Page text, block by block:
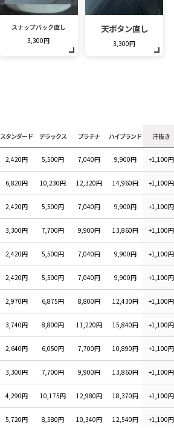
スナップバック直し
3,300円
天ボタン直し
3,300円
スタンダード デラックス プラチナ ハイブランド 汗抜き
2,420円 5,500円 7,040円 9,900円 +1,100円
6,820円 10,230円 12,320円 14,960円 +1,100円
2,420円 5,500円 7,040円 9,900円 +1,100円
3,300円 7,700円 9,900円 13,860円 +1,100円
2,420円 5,500円 7,040円 9,900円 +1,100円
2,420円 5,500円 7,040円 9,900円 +1,100円
2,970円 6,875円 8,800円 12,430円 +1,100円
3,740円 8,800円 11,220円 15,840円 +1,100円
2,640円 6,050円 7,700円 10,890円 +1,100円
3,300円 7,700円 9,900円 13,860円 +1,100円
4,290円 10,175円 12,980円 18,370円 +1,100円
5,720円 8,580円 10,340円 12,540円 +1,100円